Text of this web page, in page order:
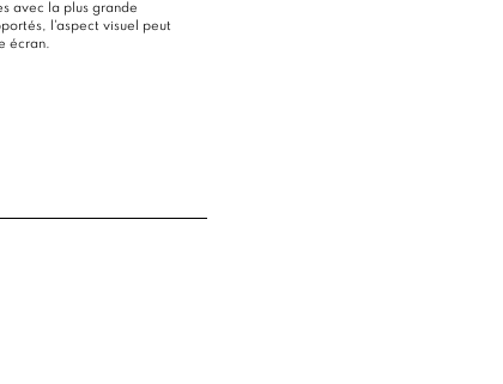
avec la plus grande
l'aspect visuel peut
écran.